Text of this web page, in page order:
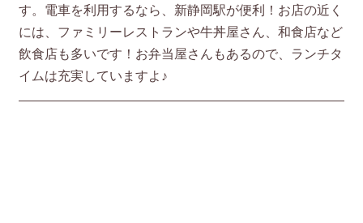
す。電車を利用するなら、新静岡駅が便利！お店の近く
には、ファミリーレストランや牛丼屋さん、和食店など
飲食店も多いです！お弁当屋さんもあるので、ランチタ
イムは充実していますよ♪